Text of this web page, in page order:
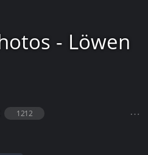
- Löwen
1212